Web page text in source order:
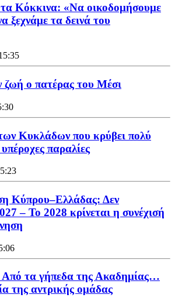
Κόκκινα: «Να οικοδομήσουμε
ξεχνάμε τα δεινά του
ο πατέρας του Μέσι
Κυκλάδων που κρύβει πολύ
παραλίες
Κύπρου–Ελλάδας: Δεν
– Το 2028 κρίνεται η συνέχισή
τα γήπεδα της Ακαδημίας…
της αντρικής ομάδας